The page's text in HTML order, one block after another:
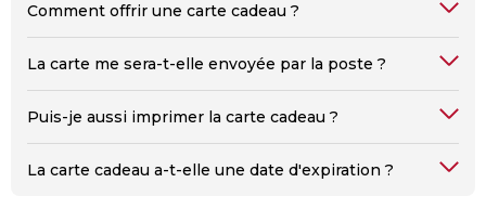
Comment offrir une carte cadeau ?
La carte me sera-t-elle envoyée par la poste ?
Puis-je aussi imprimer la carte cadeau ?
La carte cadeau a-t-elle une date d'expiration ?